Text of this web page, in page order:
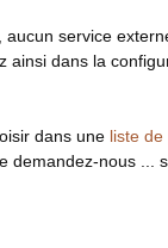
service
dans la
dans une liste de
demandez-nous ...